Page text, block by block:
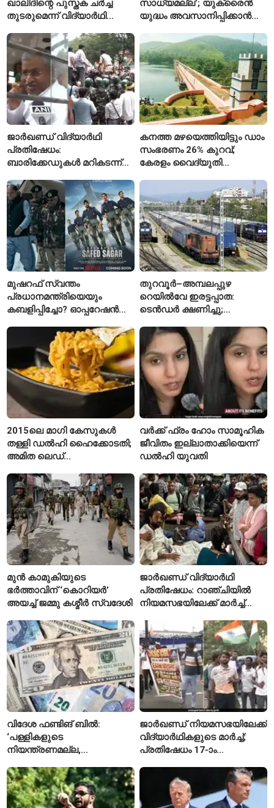
ഖാലിദിന്റെ പുസ്തക ചർച്ച
തുടരുമെന്ന് വിദ്യാർഥി
സാധ്യമല്ല’; യുക്രൈൻ
യുദ്ധം അവസാനിപ്പിക്കാൻ
റഷ്യ
ജാർഖണ്ഡ് വിദ്യാർഥി
പ്രതിഷേധം:
ബാരിക്കേഡുകൾ മറികടന്ന്
കനത്ത മഴയെത്തിയിട്ടും ഡാം
സംഭരണം 26% കുറവ്;
കേരളം വൈദ്യുതി
മുഷറഫ് സ്വന്തം
പ്രധാനമന്ത്രിയെയും
കബളിപ്പിച്ചോ? ഓപ്പറേഷൻ
യഥാർഥ കഥ
തുറവൂർ–അമ്പലപ്പുഴ
റെയിൽവേ ഇരട്ടപ്പാത:
ടെൻഡർ ക്ഷണിച്ചു;
ആശങ്കയും
2015ലെ മാഗി കേസുകൾ
തള്ളി ഡൽഹി ഹൈക്കോടതി;
അമിത ലെഡ്
ആരോപണം
വർക്ക് ഫ്രം ഹോം സാമൂഹിക
ജീവിതം ഇല്ലാതാക്കിയെന്ന്
ഡൽഹി യുവതി
മുൻ കാമുകിയുടെ
ഭർത്താവിന് ‘കൊറിയർ’
അയച്ച് ജമ്മു കശ്മീർ സ്വദേശി
ജാർഖണ്ഡ് വിദ്യാർഥി
പ്രതിഷേധം: റാഞ്ചിയിൽ
നിയമസഭയിലേക്ക് മാർച്ച്
വിദേശ ഫണ്ടിങ് ബിൽ:
‘പള്ളികളുടെ
നിയന്ത്രണമല്ല,
— കേന്ദ്രത്തിന്റെ
വിശദീകരണം
ജാർഖണ്ഡ് നിയമസഭയിലേക്ക്
വിദ്യാർഥികളുടെ മാർച്ച്;
പ്രതിഷേധം 17-ാം